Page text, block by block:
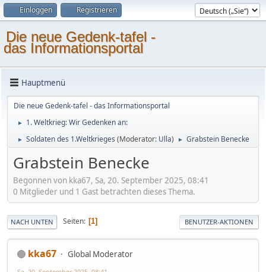
Einloggen Registrieren
Die neue Gedenk-tafel -
das Informationsportal
Hauptmenü
Die neue Gedenk-tafel - das Informationsportal
► 1. Weltkrieg: Wir Gedenken an:
► Soldaten des 1.Weltkrieges (Moderator: Ulla) ► Grabstein Benecke
Grabstein Benecke
Begonnen von kka67, Sa, 20. September 2025, 08:41
0 Mitglieder und 1 Gast betrachten dieses Thema.
NACH UNTEN Seiten 1 BENUTZER-AKTIONEN
kka67 Global Moderator